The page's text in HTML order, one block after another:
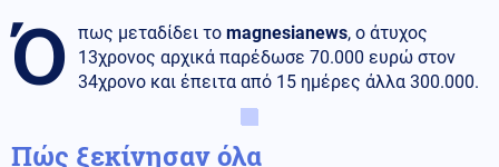
Ό πως μεταδίδει το magnesianews, ο άτυχος
13χρονος αρχικά παρέδωσε 70.000 ευρώ στον
34χρονο και έπειτα από 15 ημέρες άλλα 300.000.
Πώς ξεκίνησαν όλα